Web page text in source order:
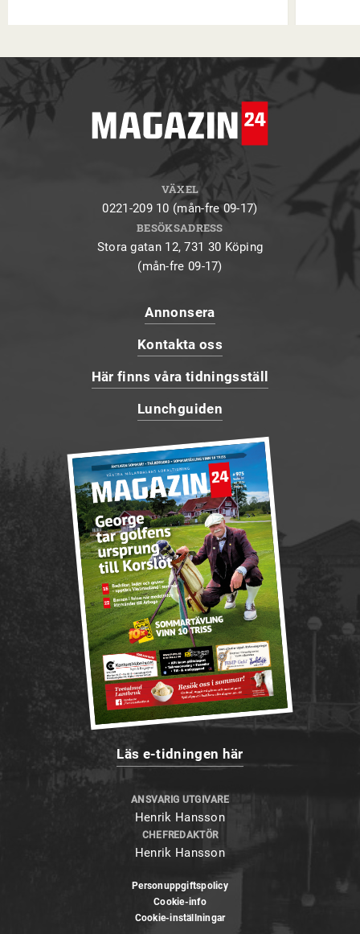
VÄXEL
0221-209 10 (mån-fre 09-17)
BESÖKSADRESS
Stora gatan 12, 731 30 Köping
(mån-fre 09-17)
Annonsera
Kontakta oss
Här finns våra tidningsställ
Lunchguiden
Läs e-tidningen här
ANSVARIG UTGIVARE
Henrik Hansson
CHEFREDAKTÖR
Henrik Hansson
Personuppgiftspolicy
Cookie-info
Cookie-inställningar